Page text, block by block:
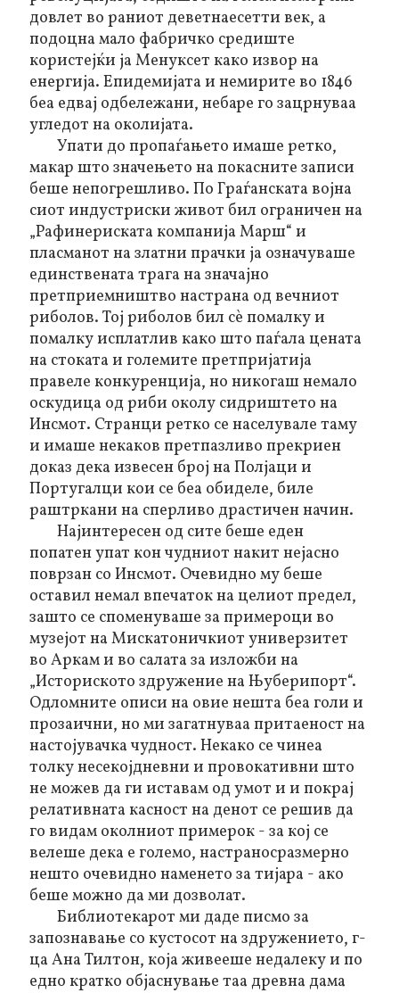
довлет во раниот деветнаесетти век, а
подоцна мало фабричко средиште
користејќи ја Менуксет како извор на
енергија. Епидемијата и немирите во 1846
беа едвај одбележани, небаре го зацрнуваа
угледот на околијата.
Упати до пропаѓањето имаше ретко,
макар што значењето на покасните записи
беше непогрешливо. По Граѓанската војна
сиот индустриски живот бил ограничен на
„Рафинериската компанија Марш“ и
пласманот на златни прачки ја означуваше
единствената трага на значајно
претприемништво настрана од вечниот
риболов. Тој риболов бил сѐ помалку и
помалку исплатлив како што паѓала цената
на стоката и големите претпријатија
правеле конкуренција, но никогаш немало
оскудица од риби околу сидриштето на
Инсмот. Странци ретко се населувале таму
и имаше некаков претпазливо прекриен
доказ дека извесен број на Полјаци и
Португалци кои се беа обиделе, биле
раштркани на сперливо драстичен начин.
Најинтересен од сите беше еден
попатен упат кон чудниот накит нејасно
поврзан со Инсмот. Очевидно му беше
оставил немал впечаток на целиот предел,
зашто се споменуваше за примероци во
музејот наМискатоничкиот универзитет
во Аркам и во салата за изложби на
„Историското здружение на Њуберипорт“.
Одломните описи на овие нешта беа голи и
прозаични, но ми загатнуваа притаеност на
настојувачка чудност. Некако се чинеа
толку несекојдневни и провокативни што
не можев да ги иставам од умот и и покрај
релативната касност на денот се решив да
го видам околниот примерок - за кој се
велеше дека е големо, настраносразмерно
нешто очевидно наменето за тијара - ако
беше можно да ми дозволат.
Библиотекарот ми даде писмо за
запознавање со кустосот на здружението, г-
ца Ана Тилтон, која живееше недалеку и по
едно кратко објаснување таа древна дама